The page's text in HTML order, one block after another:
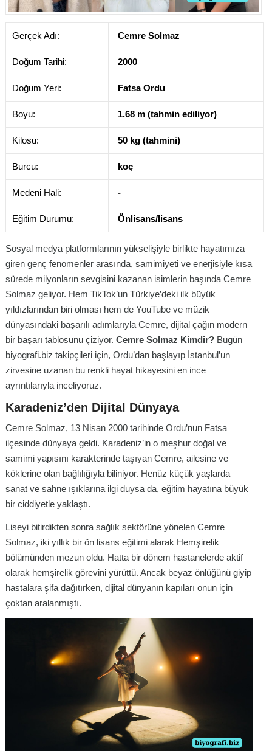
Gerçek Adı: Cemre Solmaz
Doğum Tarihi: 2000
Doğum Yeri: Fatsa Ordu
Boyu: 1.68 m (tahmin ediliyor)
Kilosu: 50 kg (tahmini)
Burcu: koç
Medeni Hali: -
Eğitim Durumu: Önlisans/lisans
Sosyal medya platformlarının yükselişiyle birlikte hayatımıza
giren genç fenomenler arasında, samimiyeti ve enerjisiyle kısa
sürede milyonların sevgisini kazanan isimlerin başında Cemre
Solmaz geliyor. Hem TikTok’un Türkiye’deki ilk büyük
yıldızlarından biri olması hem de YouTube ve müzik
dünyasındaki başarılı adımlarıyla Cemre, dijital çağın modern
bir başarı tablosunu çiziyor. Cemre Solmaz Kimdir? Bugün
biyografi.biz takipçileri için, Ordu’dan başlayıp İstanbul’un
zirvesine uzanan bu renkli hayat hikayesini en ince
ayrıntılarıyla inceliyoruz.
Karadeniz’den Dijital Dünyaya
Cemre Solmaz, 13 Nisan 2000 tarihinde Ordu’nun Fatsa
ilçesinde dünyaya geldi. Karadeniz’in o meşhur doğal ve
samimi yapısını karakterinde taşıyan Cemre, ailesine ve
köklerine olan bağlılığıyla biliniyor. Henüz küçük yaşlarda
sanat ve sahne ışıklarına ilgi duysa da, eğitim hayatına büyük
bir ciddiyetle yaklaştı.
Liseyi bitirdikten sonra sağlık sektörüne yönelen Cemre
Solmaz, iki yıllık bir ön lisans eğitimi alarak Hemşirelik
bölümünden mezun oldu. Hatta bir dönem hastanelerde aktif
olarak hemşirelik görevini yürüttü. Ancak beyaz önlüğünü giyip
hastalara şifa dağıtırken, dijital dünyanın kapıları onun için
çoktan aralanmıştı.